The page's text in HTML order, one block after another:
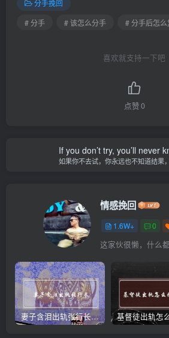
分手挽回
# 分手
# 该怎么分手 # 分手后怎
喜欢就支持一下吧
点赞0
If you don’t try, you’ll never
如果你不去试，你永远也不知道结果
情感挽回
1.6W+ 0
这家伙很懒，什么
妻子含泪出轨张行长 她说全都是因为家中